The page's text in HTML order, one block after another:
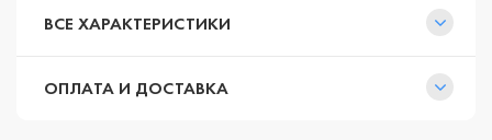
ВСЕ ХАРАКТЕРИСТИКИ
ОПЛАТА И ДОСТАВКА